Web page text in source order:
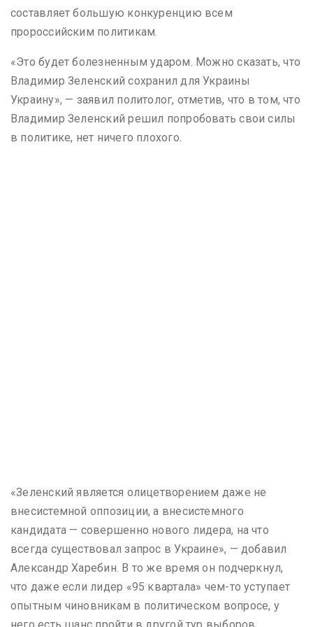
составляет большую конкуренцию всем
пророссийским политикам.
«Это будет болезненным ударом. Можно сказать, что
Владимир Зеленский сохранил для Украины
Украину», — заявил политолог, отметив, что в том, что
Владимир Зеленский решил попробовать свои силы
в политике, нет ничего плохого.
«Зеленский является олицетворением даже не
внесистемной оппозиции, а внесистемного
кандидата — совершенно нового лидера, на что
всегда существовал запрос в Украине», — добавил
Александр Харебин. В то же время он подчеркнул,
что даже если лидер «95 квартала» чем-то уступает
опытным чиновникам в политическом вопросе, у
него есть шанс пройти в другой тур выборов.